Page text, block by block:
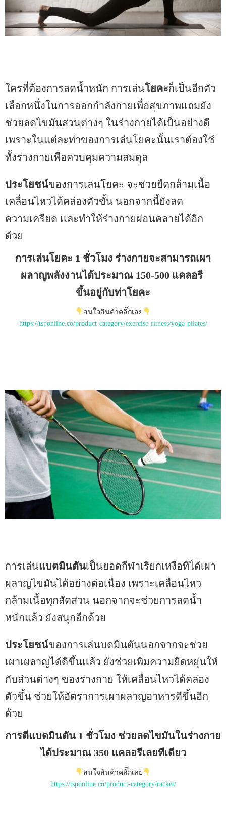
ใครที่ต้องการลดน้ำหนัก การเล่นโยคะก็เป็นอีกตัว
เลือกหนึ่งในการออกกำลังกายเพื่อสุขภาพแถมยัง
ช่วยลดไขมันส่วนต่างๆ ในร่างกายได้เป็นอย่างดี
เพราะในแต่ละท่าของการเล่นโยคะนั้นเราต้องใช้
ทั้งร่างกายเพื่อควบคุมความสมดุล
ประโยชน์ของการเล่นโยคะ จะช่วยยืดกล้ามเนื้อ
เคลื่อนไหวได้คล่องตัวขั้น นอกจากนี้ยังลด
ความเครียด เเละทำให้ร่างกายผ่อนคลายได้อีก
ด้วย
การเล่นโยคะ 1 ชั่วโมง ร่างกายจะสามารถเผา
ผลาญพลังงานได้ประมาณ 150-500 แคลอรี
ขึ้นอยู่กับท่าโยคะ
สนใจสินค้าคลิ๊กเลย
https://tsponline.co/product-category/exercise-fitness/yoga-pilates/
การเล่นแบดมินตันเป็นยอดกีฬาเรียกเหงื่อที่ได้เผา
ผลาญไขมันได้อย่างต่อเนื่อง เพราะเคลื่อนไหว
กล้ามเนื้อทุกสัดส่วน นอกจากจะช่วยการลดน้ำ
หนักแล้ว ยังสนุกอีกด้วย
ประโยชน์ของการเล่นบดมินตันนอกจากจะช่วย
เผาเผลาญได้ดีขึ้นเเล้ว ยังช่วยเพิ่มความยืดหยุ่นให้
กับส่วนต่างๆ ของร่างกาย ให้เคลื่อนไหวได้คล่อง
ตัวขึ้น ช่วยให้อัตราการเผาผลาญอาหารดีขึ้นอีก
ด้วย
การตีแบดมินตัน 1 ชั่วโมง ช่วยลดไขมันในร่างกาย
ได้ประมาณ 350 แคลอรีเลยทีเดียว
สนใจสินค้าคลิ๊กเลย
https://tsponline.co/product-category/racket/